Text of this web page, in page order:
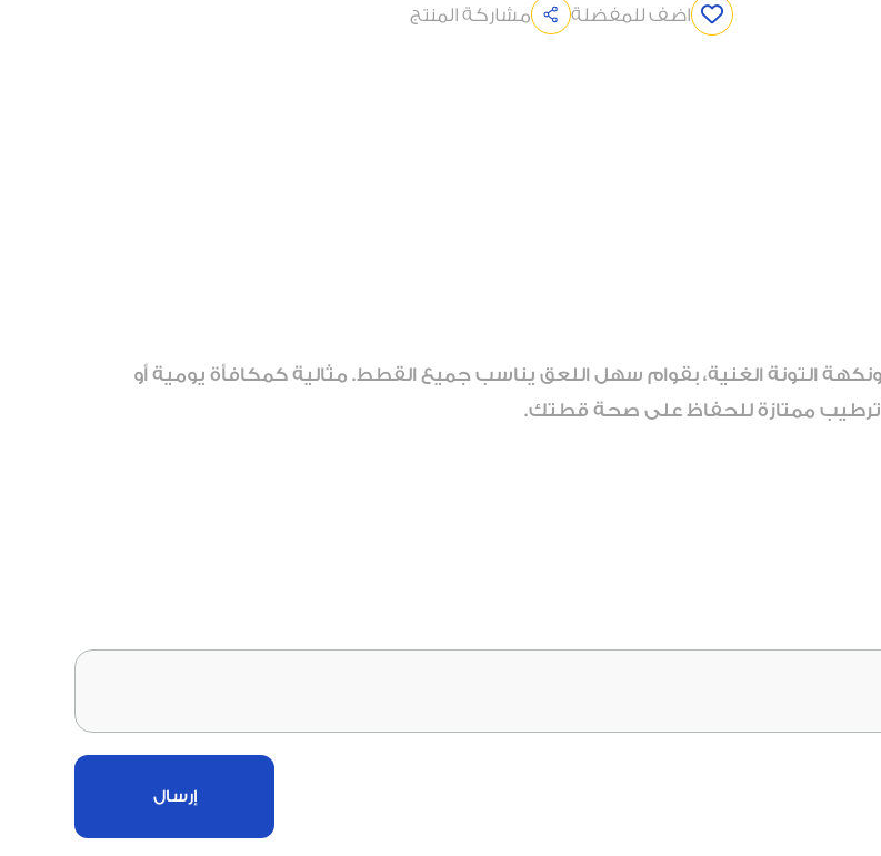
اضف للمفضلة مشاركة المنتج
التونة الغنية، بقوام سهل اللعق يناسب جميع القطط. مثالية كمكافأة يومية أو
ترطيب ممتازة للحفاظ على صحة قطتك.
إرسال